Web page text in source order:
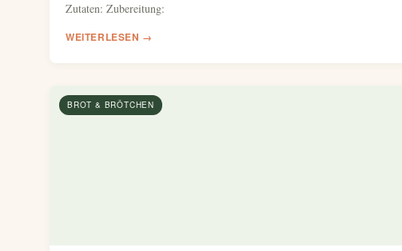
Zutaten: Zubereitung:
WEITERLESEN →
BROT & BRÖTCHEN